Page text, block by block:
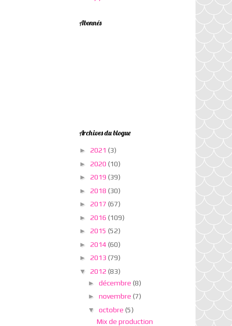
Abonnés
Archives du blogue
► 2021 (3)
► 2020 (10)
► 2019 (39)
► 2018 (30)
► 2017 (67)
► 2016 (109)
► 2015 (52)
► 2014 (60)
► 2013 (79)
▼ 2012 (83)
► décembre (8)
► novembre (7)
▼ octobre (5)
Mix de production